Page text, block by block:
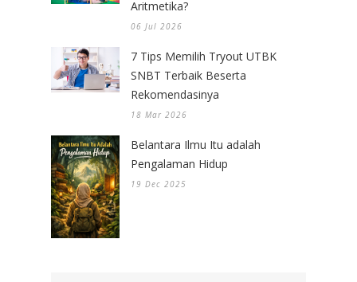
Aritmetika?
06 Jul 2026
7 Tips Memilih Tryout UTBK
SNBT Terbaik Beserta
Rekomendasinya
18 Mar 2026
Belantara Ilmu Itu adalah
Pengalaman Hidup
19 Dec 2025